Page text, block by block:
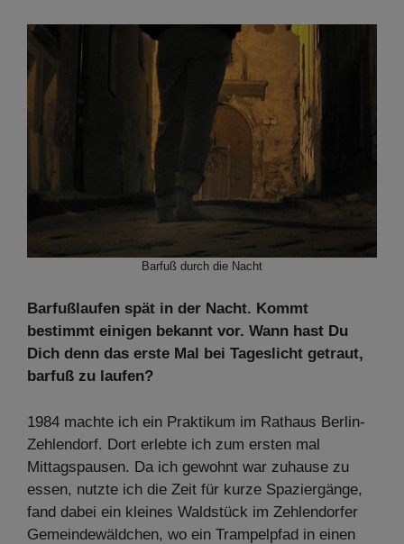
Barfuß durch die Nacht
Barfußlaufen spät in der Nacht. Kommt
bestimmt einigen bekannt vor. Wann hast Du
Dich denn das erste Mal bei Tageslicht getraut,
barfuß zu laufen?
1984 machte ich ein Praktikum im Rathaus Berlin-
Zehlendorf. Dort erlebte ich zum ersten mal
Mittagspausen. Da ich gewohnt war zuhause zu
essen, nutzte ich die Zeit für kurze Spaziergänge,
fand dabei ein kleines Waldstück im Zehlendorfer
Gemeindewäldchen, wo ein Trampelpfad in einen